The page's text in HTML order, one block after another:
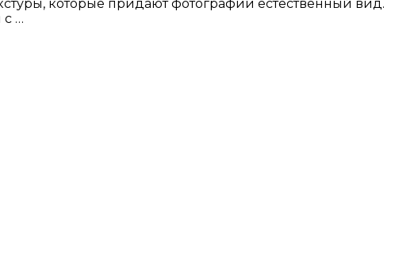
которые придают фотографии естественный вид.
с …